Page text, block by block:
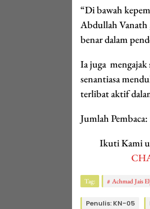
“Di bawah
Abdullah Vanath
benar dalam
Ia juga
senantiasa
terlibat aktif
Jumlah Pembaca:
Ikuti Kami
Tag: Achmad Jais
Penulis: KN-05